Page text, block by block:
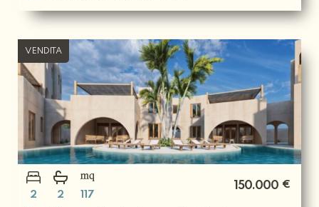
VENDITA
2 2 117
150.000 €